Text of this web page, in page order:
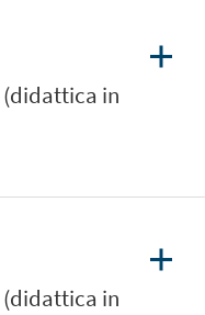
(didattica in
(didattica in